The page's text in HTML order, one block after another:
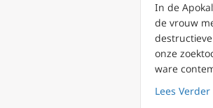
In de
de vrouw
onze
ware
Lees Verder